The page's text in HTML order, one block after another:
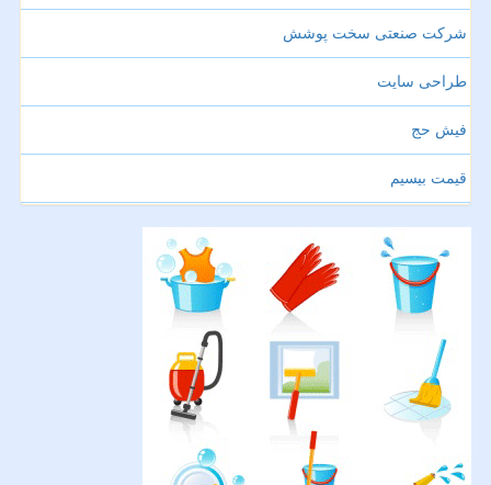
شرکت صنعتی سخت پوشش
طراحی سایت
فیش حج
قیمت بیسیم